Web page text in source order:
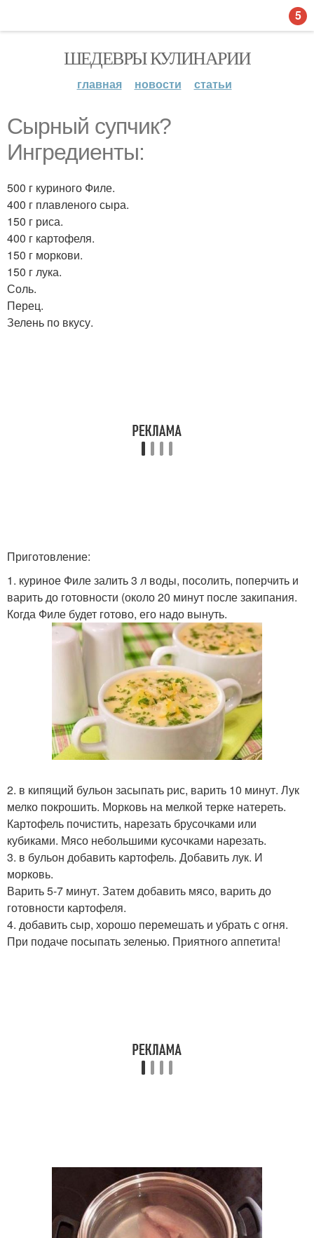
ШЕДЕВРЫ КУЛИНАРИИ
главная новости статьи
Cырный супчик?
Ингредиенты:
500 г куриного Филе.
400 г плавленого сыра.
150 г риса.
400 г картофеля.
150 г моркови.
150 г лука.
Соль.
Перец.
Зелень по вкусу.
Приготовление:
1. куриное Филе залить 3 л воды, посолить, поперчить и
варить до готовности (около 20 минут после закипания.
Когда Филе будет готово, его надо вынуть.
2. в кипящий бульон засыпать рис, варить 10 минут. Лук
мелко покрошить. Морковь на мелкой терке натереть.
Картофель почистить, нарезать брусочками или
кубиками. Мясо небольшими кусочками нарезать.
3. в бульон добавить картофель. Добавить лук. И
морковь.
Варить 5-7 минут. Затем добавить мясо, варить до
готовности картофеля.
4. добавить сыр, хорошо перемешать и убрать с огня.
При подаче посыпать зеленью. Приятного аппетита!
5